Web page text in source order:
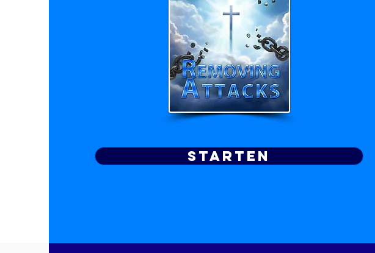
Starten